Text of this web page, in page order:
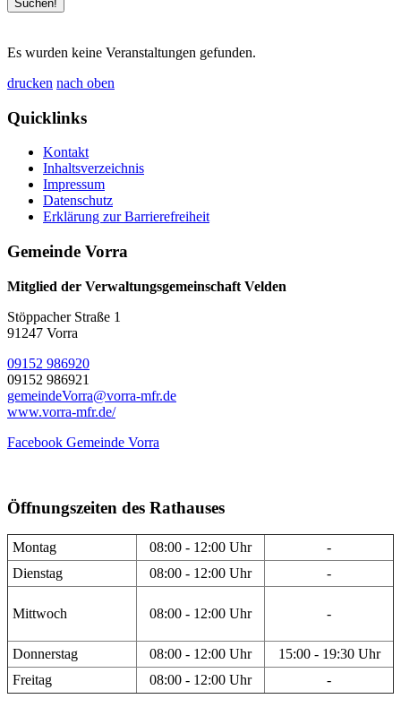
Es wurden keine Veranstaltungen gefunden.
drucken nach oben
Quicklinks
Kontakt
Inhaltsverzeichnis
Impressum
Datenschutz
Erklärung zur Barrierefreiheit
Gemeinde Vorra
Mitglied der Verwaltungsgemeinschaft Velden
Stöppacher Straße 1
91247 Vorra
09152 986920
09152 986921
gemeindeVorra@vorra-mfr.de
www.vorra-mfr.de/
Facebook Gemeinde Vorra
Öffnungszeiten des Rathauses
Montag 08:00 - 12:00 Uhr
-
Dienstag
08:00 - 12:00 Uhr -
Mittwoch 08:00 - 12:00 Uhr -
Donnerstag 08:00 - 12:00 Uhr
15:00 - 19:30 Uhr
Freitag
08:00 - 12:00 Uhr -